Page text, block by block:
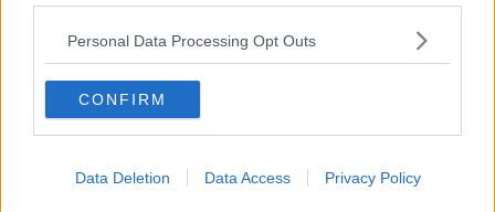
Personal Data Processing Opt Outs
CONFIRM
Data Deletion Data Access Privacy Policy